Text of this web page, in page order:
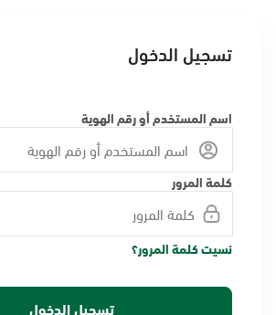
تسجيل الدخول
اسم المستخدم أو رقم الهوية
كلمة المرور
نسيت كلمة المرور؟